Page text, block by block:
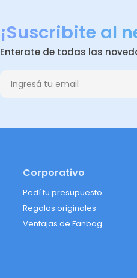
¡Suscribite al
Enterate de todas las
Corporativo
Pedí tu presupuesto
Regalos originales
Ventajas de Fanbag